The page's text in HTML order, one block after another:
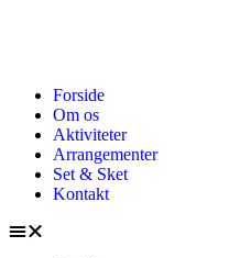
Forside
Om os
Aktiviteter
Arrangementer
Set & Sket
Kontakt